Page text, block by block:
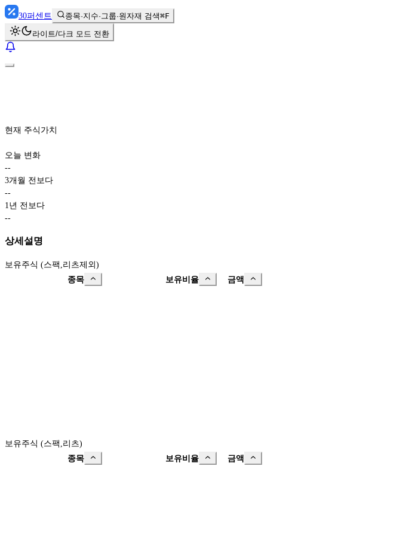
30퍼센트 종목·지수·그룹·원자재 검색⌘F
라이트/다크 모드 전환
현재 주식가치
오늘 변화
--
3개월 전보다
--
1년 전보다
--
상세설명
보유주식 (스팩,리츠제외)
종목
보유비율 금액
보유주식 (스팩,리츠)
종목
보유비율 금액